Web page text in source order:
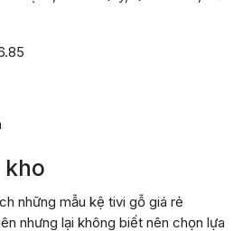
kho
những mẫu kệ tivi gỗ giá rẻ
nhưng lại không biết nên chọn lựa